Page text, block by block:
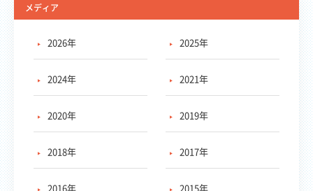
メディア
2026年 2025年
2024年 2021年
2020年 2019年
2018年 2017年
2016年 2015年